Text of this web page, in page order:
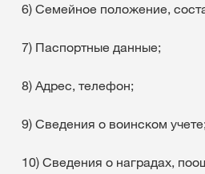
6) Семейное положение,
7) Паспортные данные;
8) Адрес, телефон;
9) Сведения о воинском учете;
10) Сведения о наградах,